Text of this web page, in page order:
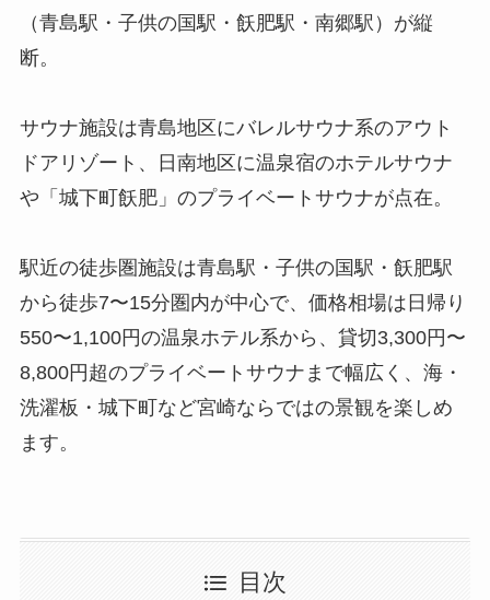
（青島駅・子供の国駅・飫肥駅・南郷駅）が縦
断。
サウナ施設は青島地区にバレルサウナ系のアウト
ドアリゾート、日南地区に温泉宿のホテルサウナ
や「城下町飫肥」のプライベートサウナが点在。
駅近の徒歩圏施設は青島駅・子供の国駅・飫肥駅
から徒歩7〜15分圏内が中心で、価格相場は日帰り
550〜1,100円の温泉ホテル系から、貸切3,300円〜
8,800円超のプライベートサウナまで幅広く、海・
洗濯板・城下町など宮崎ならではの景観を楽しめ
ます。
目次